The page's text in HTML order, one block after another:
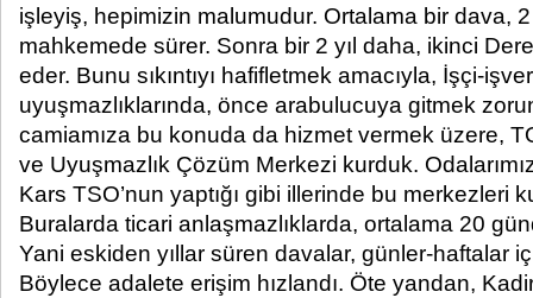
işleyiş, hepimizin malumudur. Ortalama bir dava,
mahkemede sürer. Sonra bir 2 yıl daha, ikinci
eder. Bunu sıkıntıyı hafifletmek amacıyla, İşçi-
uyuşmazlıklarında, önce arabulucuya gitmek
camiamıza bu konuda da hizmet vermek üzere,
ve Uyuşmazlık Çözüm Merkezi kurduk.
Kars TSO’nun yaptığı gibi illerinde bu merkezleri
Buralarda ticari anlaşmazlıklarda, ortalama 20
Yani eskiden yıllar süren davalar, günler-haftalar
Böylece adalete erişim hızlandı. Öte yandan,